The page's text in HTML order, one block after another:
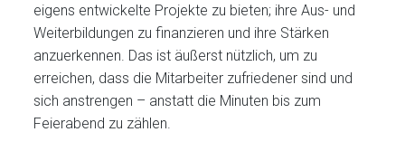
eigens entwickelte Projekte zu bieten; ihre Aus- und
Weiterbildungen zu finanzieren und ihre Stärken
anzuerkennen. Das ist äußerst nützlich, um zu
erreichen, dass die Mitarbeiter zufriedener sind und
sich anstrengen – anstatt die Minuten bis zum
Feierabend zu zählen.